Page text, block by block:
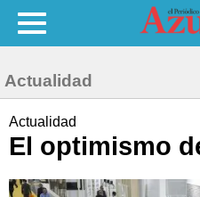
Actualidad
Actualidad
El optimismo